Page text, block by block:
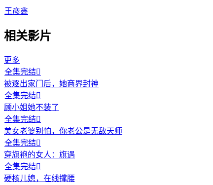
王彦鑫
相关影片
更多
全集完结
被逐出家门后，她商界封神
全集完结
顾小姐她不装了
全集完结
美女老婆别怕，你老公是无敌天师
全集完结
穿旗袍的女人：旗遇
全集完结
硬核儿媳，在线撑腰